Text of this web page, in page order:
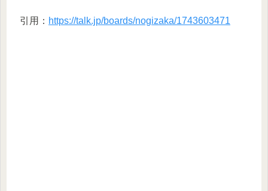
引用： https://talk.jp/boards/nogizaka/1743603471